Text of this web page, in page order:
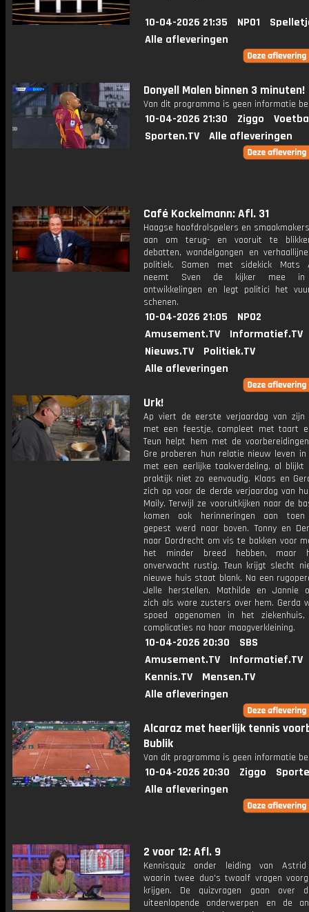
10-04-2026 21:35 NPO1
Alle afleveringen
Donyell Malen binnen 3 minuten!
Van dit programma is geen informatie
10-04-2026 21:30 Ziggo
Sporten.TV
Alle afleveringen
Café Kockelmann: Afl. 31
Haagse hoofdrolspelers en
aan om terug- en vooruit te
debatten, wandelgangen en
politiek. Samen met sidekick Mats
neemt Sven de kijker mee in
ontwikkelingen en legt politici het
schenen.
10-04-2026 21:05
NPO2
Amusement.TV
Informatief.TV
Nieuws.TV
Politiek.TV
Alle afleveringen
Urk!
Ap viert de eerste verjaardag van zijn
met een feestje, compleet met taart
Teun helpt hem met de
Gre proberen hun relatie nieuw leven
met een eerlijke taakverdeling, al
praktijk niet zo eenvoudig. Klaas en
zich op voor de derde verjaardag van
Maily. Terwijl ze vooruitkijken naar de
komen ook herinneringen aan toen
gepest werd naar boven. Tonny en
naar Dordrecht om vis te bakken voor
het minder breed hebben, maar
onverwacht rustig. Teun krijgt slecht
nieuwe huis staat blank. Na een
Jelle herstellen. Mathilde en Jannie
zich als ware zusters over hem. Gerda
spoed opgenomen in het ziekenhuis,
complicaties na haar maagverkleining.
10-04-2026 20:30
SBS
Amusement.TV
Informatief.TV
Kennis.TV
Mensen.TV
Alle afleveringen
Alcaraz met heerlijk tennis
Bublik
Van dit programma is geen informatie
10-04-2026 20:30 Ziggo
Alle afleveringen
2 voor 12: Afl. 9
Kennisquiz onder leiding van
waarin twee duo's twaalf vragen
krijgen. De quizvragen gaan over
uiteenlopende onderwerpen en de